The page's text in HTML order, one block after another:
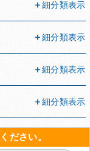
細分類表示
細分類表示
細分類表示
細分類表示
ださい。